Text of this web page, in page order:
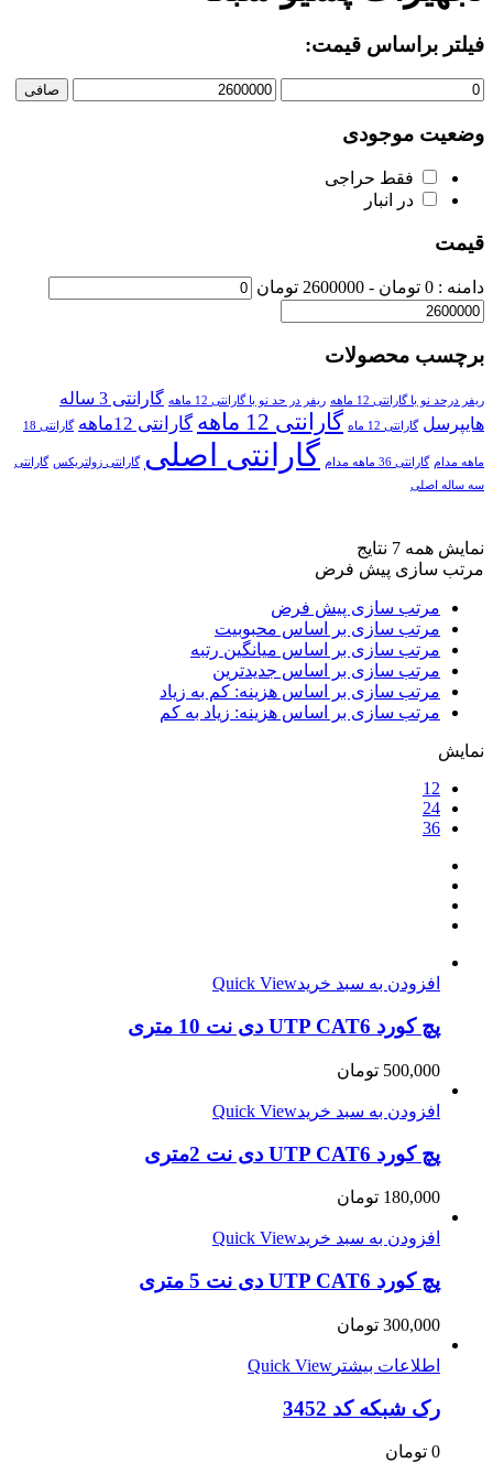
فیلتر براساس قیمت:
صافی
وضعیت موجودی
فقط حراجی
در انبار
قیمت
دامنه : 0 تومان - 2600000 تومان
برچسب محصولات
ریفر درحد نو با گارانتی 12 ماهه ریفر در حد نو با گارانتی 12 ماهه
گارانتی 3 ساله
هایپرسل گارانتی 12 ماه گارانتی 12 ماهه گارانتی 12ماهه گارانتی 18
ماهه مدام گارانتی 36 ماهه مدام گارانتی اصلی گارانتی زولتریکس گارانتی
سه ساله اصلی
برند ها +
نمایش همه 7 نتایج
مرتب سازی پیش فرض
مرتب سازی پیش فرض
مرتب سازی بر اساس محبوبیت
مرتب سازی بر اساس میانگین رتبه
مرتب سازی بر اساس جدیدترین
مرتب سازی بر اساس هزینه: کم به زیاد
مرتب سازی بر اساس هزینه: زیاد به کم
نمایش
12
24
36
افزودن به سبد خریدQuick View
پچ کورد UTP CAT6 دی نت 10 متری
500,000 تومان
افزودن به سبد خریدQuick View
پچ کورد UTP CAT6 دی نت 2متری
180,000 تومان
افزودن به سبد خریدQuick View
پچ کورد UTP CAT6 دی نت 5 متری
300,000 تومان
اطلاعات بیشتر Quick View
رک شبکه کد 3452
0 تومان